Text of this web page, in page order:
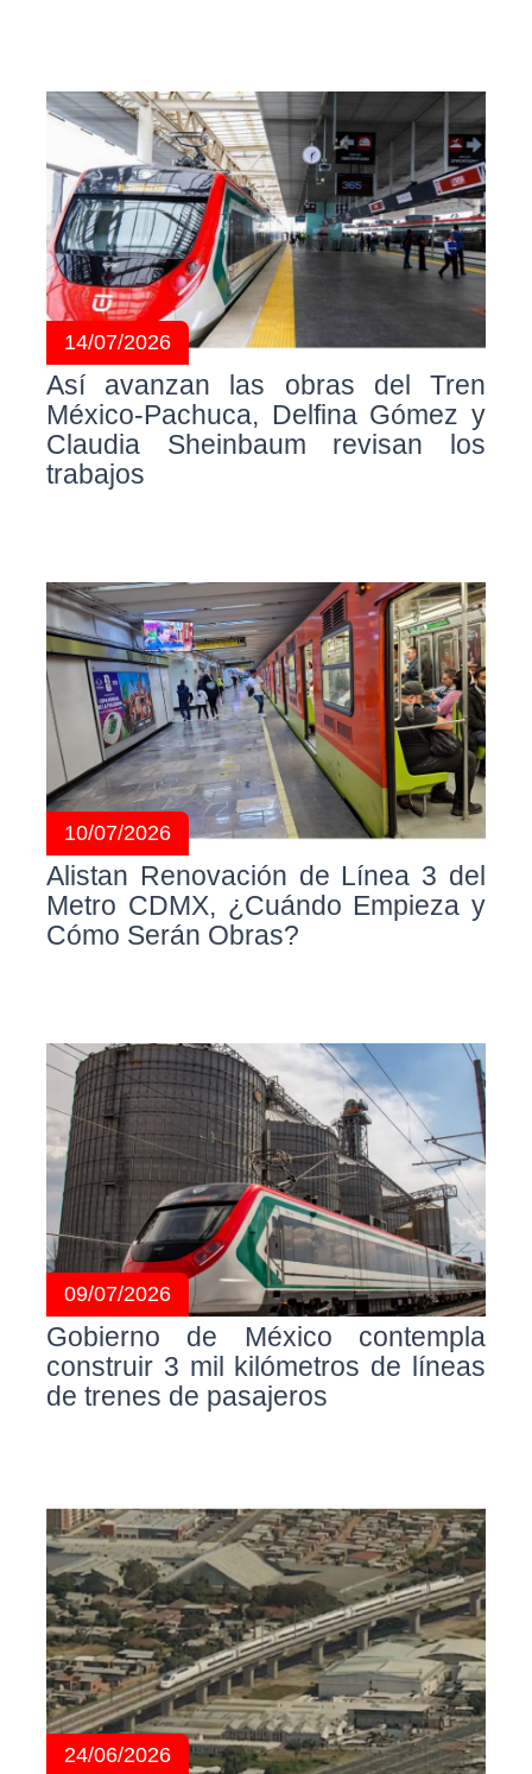
14/07/2026
Así avanzan las obras del Tren
México-Pachuca, Delfina Gómez y
Claudia Sheinbaum revisan los
trabajos
10/07/2026
Alistan Renovación de Línea 3 del
Metro CDMX, ¿Cuándo Empieza y
Cómo Serán Obras?
09/07/2026
Gobierno de México contempla
construir 3 mil kilómetros de líneas
de trenes de pasajeros
24/06/2026